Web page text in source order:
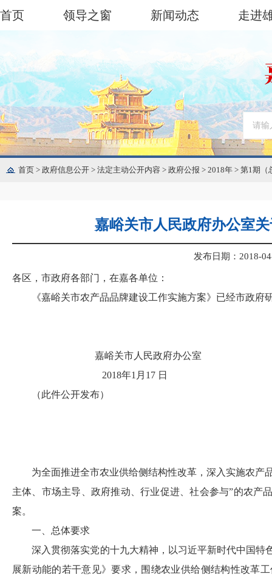
首页 领导之窗 新闻动态 走进
首页 > 政府信息公开 > 法定主动公开内容 > 政府公报 > 2018年 > 第1期（
嘉峪关市人民政府办公室
发布日期：2018-
各区，市政府各部门，在嘉各单位：
《嘉峪关市农产品品牌建设工作实施方案》已经市政
嘉峪关市人民政府办公室
2018年1 月 17 日
（此件公开发布）
为全面推进全市农业供给侧结构性改革，深入实施农
主体、市场主导、政府推动、行业促进、社会参与”的农产
案。
一、总体要求
深入贯彻落实党的十九大精神，以习近平新时代中国特
展新动能的若干意见》要求，围绕农业供给侧结构性改革